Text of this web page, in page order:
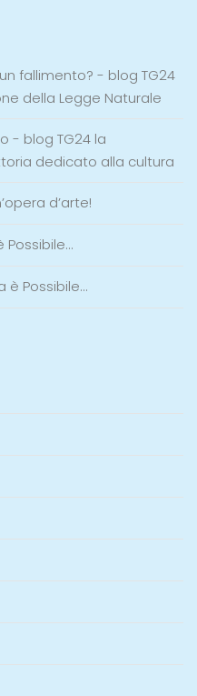
fallimento? - blog TG24
della Legge Naturale
- blog TG24 la
dedicato alla cultura
d’arte!
Possibile…
è Possibile…